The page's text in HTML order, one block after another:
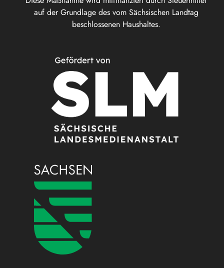
auf der Grundlage des vom Sächsischen Landtag
beschlossenen Haushaltes.